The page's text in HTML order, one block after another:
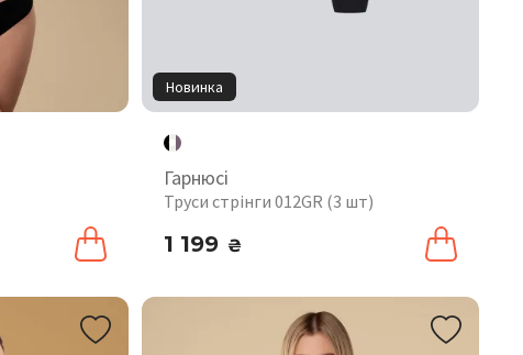
Новинка
Гарнюсі
Труси стрінги 012GR (3 шт)
1 199 ₴